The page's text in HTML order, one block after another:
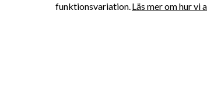
funktionsvariation. Läs mer om hur vi